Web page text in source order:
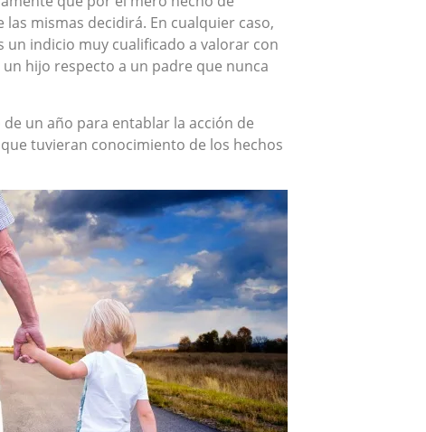
mismas decidirá. En cualquier caso,
un indicio muy cualificado a valorar con
hijo respecto a un padre que nunca
un año para entablar la acción de
tuvieran conocimiento de los hechos